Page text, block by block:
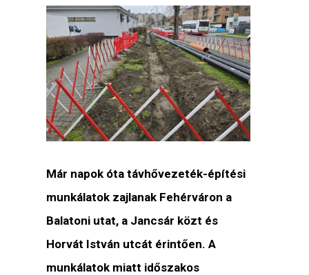
Már napok óta távhővezeték-építési
munkálatok zajlanak Fehérváron a
Balatoni utat, a Jancsár közt és
Horvát István utcát érintően. A
munkálatok miatt időszakos